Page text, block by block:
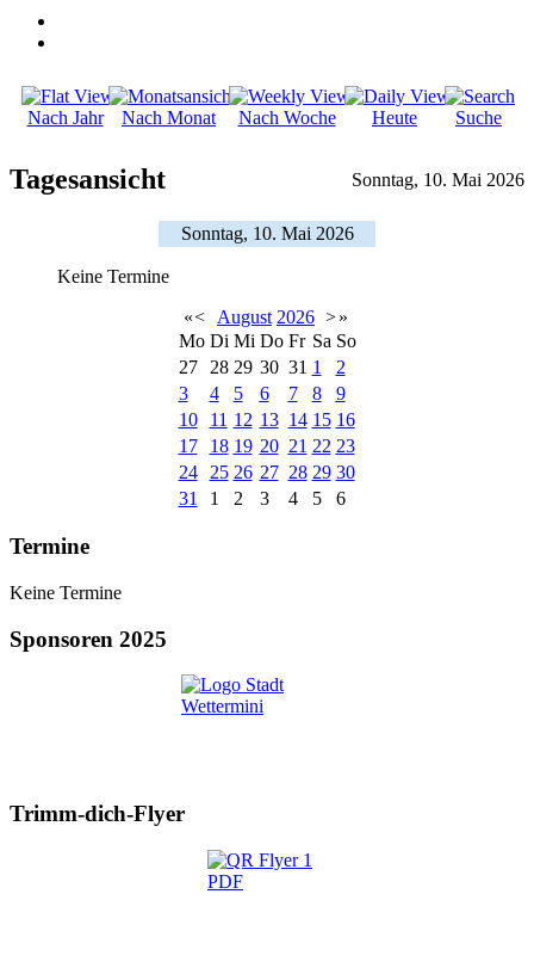
Nach Jahr Nach Monat Nach Woche Heute Suche
Tagesansicht Sonntag, 10. Mai 2026
Sonntag, 10. Mai 2026
Keine Termine
«< August 2026 >»
Mo Di Mi Do Fr Sa So
27
28 29 30 31 1
2
3
4 5 6 7 8
9
10
11 12 13 14 15 16
17
18 19 20 21 22 23
24
25 26 27 28 29 30
31
1 2 3 4 5 6
Termine
Keine Termine
Sponsoren 2025
Trimm-dich-Flyer